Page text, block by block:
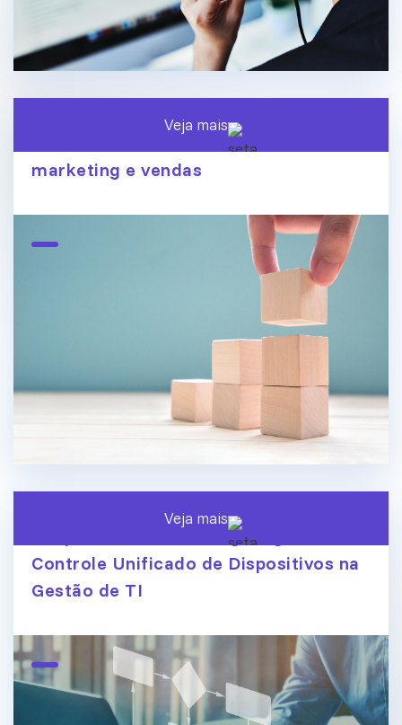
O fim dos silos de dados: conecte
marketing e vendas
Veja mais
Endpoint Central ManageEngine:
Controle Unificado de Dispositivos na
Gestão de TI
Veja mais